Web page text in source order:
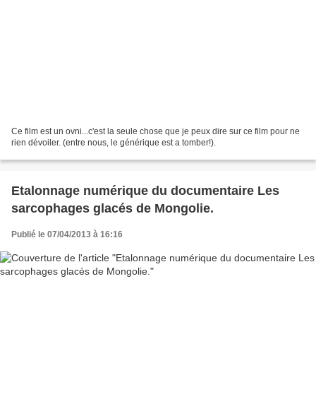
Ce film est un ovni...c'est la seule chose que je peux dire sur ce film pour ne
rien dévoiler. (entre nous, le générique est a tomber!).
Etalonnage numérique du documentaire Les
sarcophages glacés de Mongolie.
Publié le 07/04/2013 à 16:16